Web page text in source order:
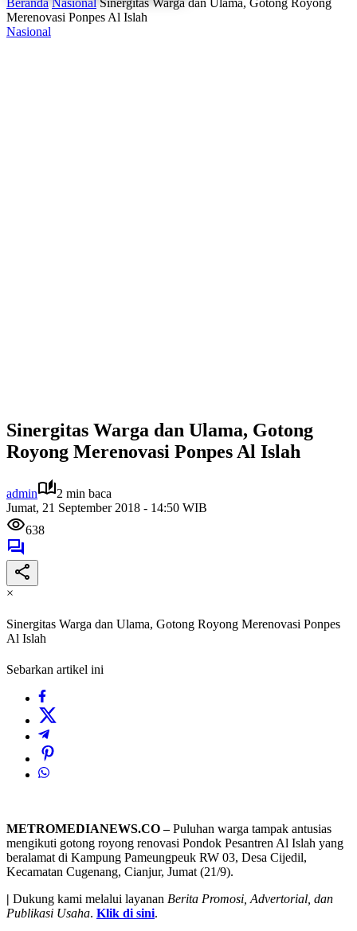
Beranda Nasional Sinergitas Warga dan Ulama, Gotong Royong
Merenovasi Ponpes Al Islah
Nasional
Sinergitas Warga dan Ulama, Gotong
Royong Merenovasi Ponpes Al Islah
admin
2 min baca
Jumat, 21 September 2018 - 14:50 WIB
638
×
Sinergitas Warga dan Ulama, Gotong Royong Merenovasi Ponpes
Al Islah
Sebarkan artikel ini
METROMEDIANEWS.CO –Puluhan warga tampak antusias
mengikuti gotong royong renovasi Pondok Pesantren Al Islah yang
beralamat di Kampung Pameungpeuk RW 03, Desa Cijedil,
Kecamatan Cugenang, Cianjur, Jumat (21/9).
| Dukung kami melalui layanan Berita Promosi, Advertorial, dan
Publikasi Usaha. Klik di sini.